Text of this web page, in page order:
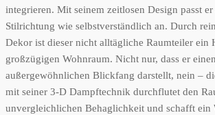
integrieren. Mit seinem zeitlosen Design passt
Stilrichtung wie selbstverständlich an. Durch
Dekor ist dieser nicht alltägliche Raumteiler ein
großzügigen Wohnraum. Nicht nur, dass er einen
außergewöhnlichen Blickfang darstellt, nein –
mit seiner 3-D Dampftechnik durchflutet den
unvergleichlichen Behaglichkeit und schafft